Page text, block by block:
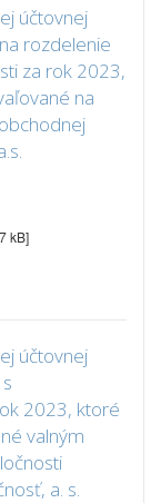
účtovnej
rozdelenie
za rok 2023,
na
kB]
účtovnej
2023, ktoré
valným
a. s.